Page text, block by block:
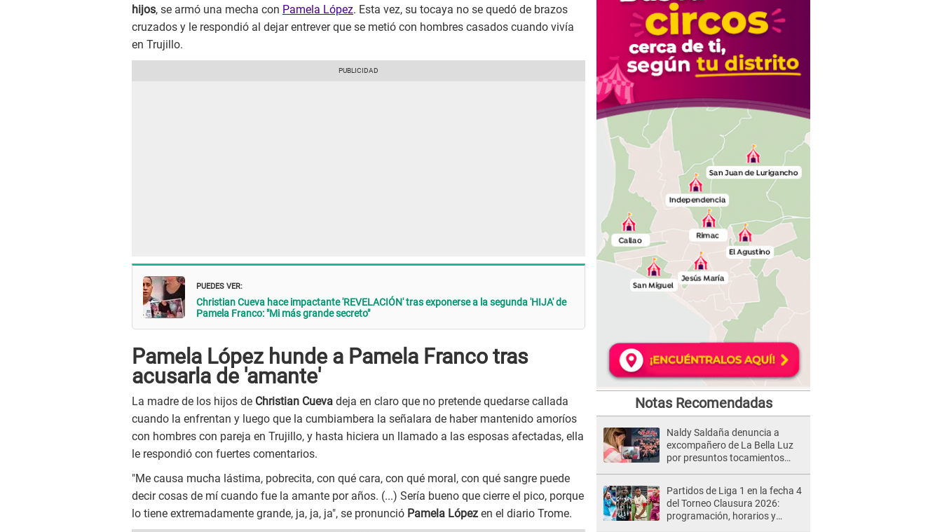
hijos, se armó una mecha con Pamela López. Esta vez, su tocaya no se quedó de brazos
cruzados y le respondió al dejar entrever que se metió con hombres casados cuando vivía
en Trujillo.
PUEDES VER:
Christian Cueva hace impactante 'REVELACIÓN' tras exponerse a la segunda 'HIJA' de
Pamela Franco: "Mi más grande secreto"
Pamela López hunde a Pamela Franco tras
acusarla de 'amante'
La madre de los hijos de Christian Cueva deja en claro que no pretende quedarse callada
cuando la enfrentan y luego que la cumbiambera la señalara de haber mantenido amoríos
con hombres con pareja en Trujillo, y hasta hiciera un llamado a las esposas afectadas, ella
le respondió con fuertes comentarios.
"Me causa mucha lástima, pobrecita, con qué cara, con qué moral, con qué sangre puede
decir cosas de mí cuando fue la amante por años. (...) Sería bueno que cierre el pico, porque
lo tiene extremadamente grande, ja, ja, ja", se pronunció Pamela López en el diario Trome.
Notas Recomendadas
Naldy Saldaña denuncia a
excompañero de La Bella Luz
por presuntos tocamientos
Partidos de Liga 1 en la fecha 4
del Torneo Clausura 2026:
programación, horarios y